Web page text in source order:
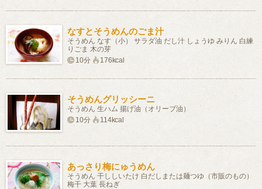
なすとそうめんのごま汁
そうめん なす（小） サラダ油 だし汁 しょうゆ みりん 白練
りごま 木の芽
10分
176kcal
そうめんグリッシーニ
そうめん 生ハム 揚げ油（オリーブ油）
10分
114kcal
あっさり梅にゅうめん
そうめん 干ししいたけ 白だしまたは麺つゆ（市販のもの）
梅干 大葉 長ねぎ